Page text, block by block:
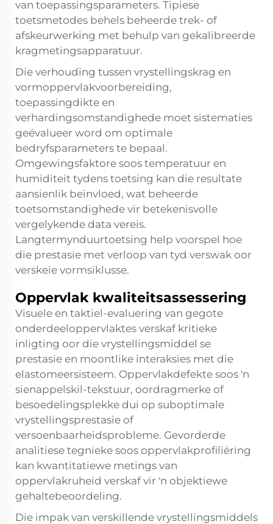
van toepassingsparameters. Tipiese
toetsmetodes behels beheerde trek- of
afskeurwerking met behulp van gekalibreerde
kragmetingsapparatuur.
Die verhouding tussen vrystellingskrag en
vormoppervlakvoorbereiding,
toepassingdikte en
verhardingsomstandighede moet sistematies
geëvalueer word om optimale
bedryfsparameters te bepaal.
Omgewingsfaktore soos temperatuur en
humiditeit tydens toetsing kan die resultate
aansienlik beïnvloed, wat beheerde
toetsomstandighede vir betekenisvolle
vergelykende data vereis.
Langtermynduurtoetsing help voorspel hoe
die prestasie met verloop van tyd verswak oor
verskeie vormsiklusse.
Oppervlak kwaliteitsassessering
Visuele en taktiel-evaluering van gegote
onderdeeloppervlaktes verskaf kritieke
inligting oor die vrystellingsmiddel se
prestasie en moontlike interaksies met die
elastomeersisteem. Oppervlakdefekte soos 'n
sienappelskil-tekstuur, oordragmerke of
besoedelingsplekke dui op suboptimale
vrystellingsprestasie of
versoenbaarheidsprobleme. Gevorderde
analitiese tegnieke soos oppervlakprofiliëring
kan kwantitatiewe metings van
oppervlakruheid verskaf vir 'n objektiewe
gehaltebeoordeling.
Die impak van verskillende vrystellingsmiddels